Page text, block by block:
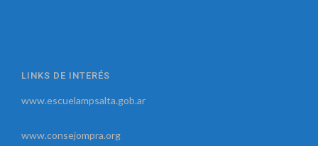
LINKS DE INTERÉS
www.escuelampsalta.gob.ar
www.consejompra.org